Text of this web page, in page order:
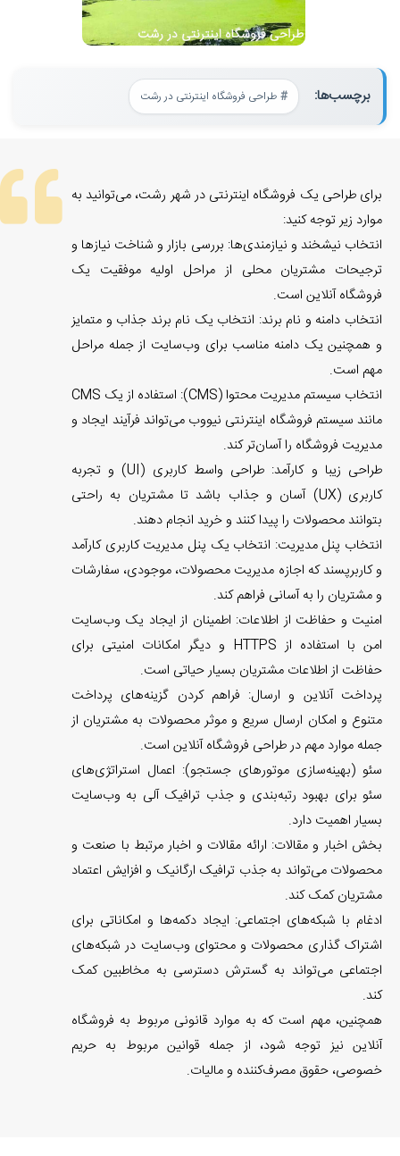
برچسب‌ها: طراحی فروشگاه اینترنتی در رشت
برای طراحی یک فروشگاه اینترنتی در شهر رشت، می‌توانید به
موارد زیر توجه کنید:
انتخاب نیشخند و نیازمندی‌ها: بررسی بازار و شناخت نیازها و
ترجیحات مشتریان محلی از مراحل اولیه موفقیت یک
فروشگاه آنلاین است.
انتخاب دامنه و نام برند: انتخاب یک نام برند جذاب و متمایز
و همچنین یک دامنه مناسب برای وب‌سایت از جمله مراحل
مهم است.
انتخاب سیستم مدیریت محتوا (CMS): استفاده از یک CMS
مانند سیستم فروشگاه اینترنتی نیووب می‌تواند فرآیند ایجاد و
مدیریت فروشگاه را آسان‌تر کند.
طراحی زیبا و کارآمد: طراحی واسط کاربری (UI) و تجربه
کاربری (UX) آسان و جذاب باشد تا مشتریان به راحتی
بتوانند محصولات را پیدا کنند و خرید انجام دهند.
انتخاب پنل مدیریت: انتخاب یک پنل مدیریت کاربری کارآمد
و کاربرپسند که اجازه مدیریت محصولات، موجودی، سفارشات
و مشتریان را به آسانی فراهم کند.
امنیت و حفاظت از اطلاعات: اطمینان از ایجاد یک وب‌سایت
امن با استفاده از HTTPS و دیگر امکانات امنیتی برای
حفاظت از اطلاعات مشتریان بسیار حیاتی است.
پرداخت آنلاین و ارسال: فراهم کردن گزینه‌های پرداخت
متنوع و امکان ارسال سریع و موثر محصولات به مشتریان از
جمله موارد مهم در طراحی فروشگاه آنلاین است.
سئو (بهینه‌سازی موتورهای جستجو): اعمال استراتژی‌های
سئو برای بهبود رتبه‌بندی و جذب ترافیک آلی به وب‌سایت
بسیار اهمیت دارد.
بخش اخبار و مقالات: ارائه مقالات و اخبار مرتبط با صنعت و
محصولات می‌تواند به جذب ترافیک ارگانیک و افزایش اعتماد
مشتریان کمک کند.
ادغام با شبکه‌های اجتماعی: ایجاد دکمه‌ها و امکاناتی برای
اشتراک گذاری محصولات و محتوای وب‌سایت در شبکه‌های
اجتماعی می‌تواند به گسترش دسترسی به مخاطبین کمک
کند.
همچنین، مهم است که به موارد قانونی مربوط به فروشگاه
آنلاین نیز توجه شود، از جمله قوانین مربوط به حریم
خصوصی، حقوق مصرف‌کننده و مالیات.